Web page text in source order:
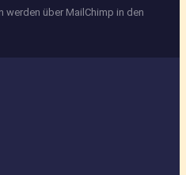
werden über MailChimp in den